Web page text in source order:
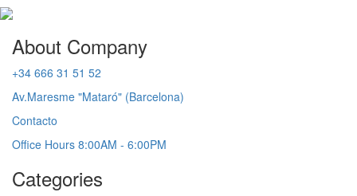
About Company
+34 666 31 51 52
Av.Maresme "Mataró" (Barcelona)
Contacto
Office Hours 8:00AM - 6:00PM
Categories